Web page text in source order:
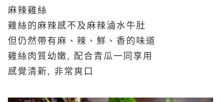
麻辣雞絲
雞絲的麻辣感不及麻辣滷水牛肚
但仍然帶有麻、辣、鮮、香的味道
雞絲肉質幼嫩, 配合青瓜一同享用
感覺清新, 非常爽口